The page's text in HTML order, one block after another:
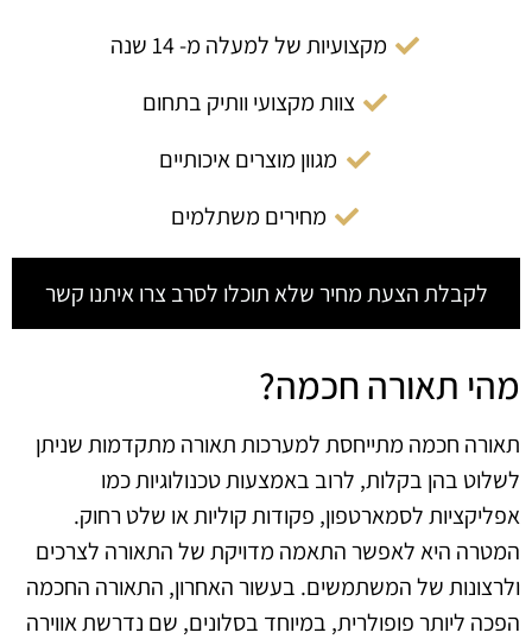
מקצועיות של למעלה מ- 14 שנה
צוות מקצועי וותיק בתחום
מגוון מוצרים איכותיים
מחירים משתלמים
לקבלת הצעת מחיר שלא תוכלו לסרב צרו איתנו קשר
מהי תאורה חכמה?
תאורה חכמה מתייחסת למערכות תאורה מתקדמות שניתן
לשלוט בהן בקלות, לרוב באמצעות טכנולוגיות כמו
אפליקציות לסמארטפון, פקודות קוליות או שלט רחוק.
המטרה היא לאפשר התאמה מדויקת של התאורה לצרכים
ולרצונות של המשתמשים. בעשור האחרון, התאורה החכמה
הפכה ליותר פופולרית, במיוחד בסלונים, שם נדרשת אווירה